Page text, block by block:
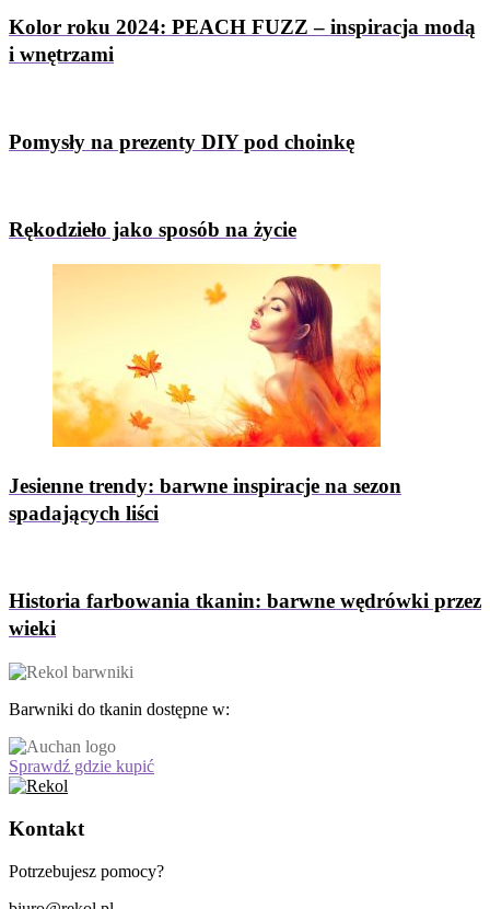
Kolor roku 2024: PEACH FUZZ – inspiracja modą
i wnętrzami
Pomysły na prezenty DIY pod choinkę
Rękodzieło jako sposób na życie
Jesienne trendy: barwne inspiracje na sezon
spadających liści
Historia farbowania tkanin: barwne wędrówki przez
wieki
Barwniki do tkanin dostępne w:
Sprawdź gdzie kupić
Kontakt
Potrzebujesz pomocy?